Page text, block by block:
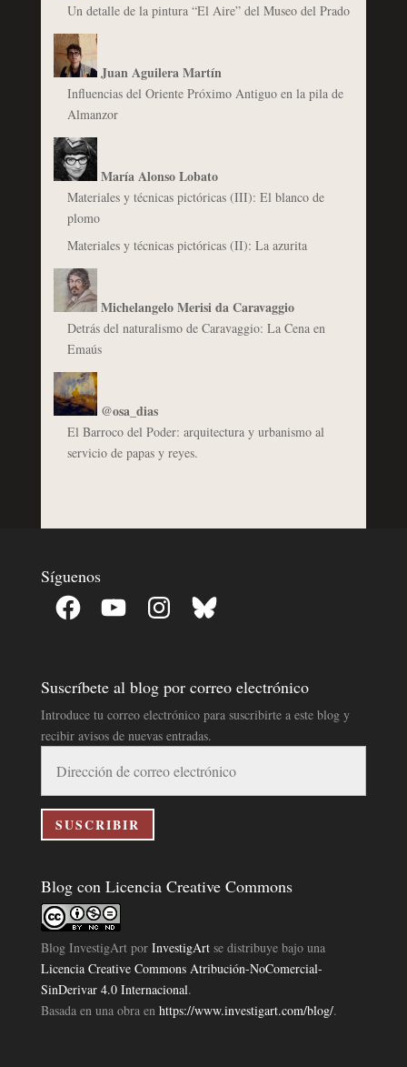
Un detalle de la pintura “El Aire” del Museo del Prado
Juan Aguilera Martín
Influencias del Oriente Próximo Antiguo en la pila de
Almanzor
María Alonso Lobato
Materiales y técnicas pictóricas (III): El blanco de
plomo
Materiales y técnicas pictóricas (II): La azurita
Michelangelo Merisi da Caravaggio
Detrás del naturalismo de Caravaggio: La Cena en
Emaús
@osa_dias
El Barroco del Poder: arquitectura y urbanismo al
servicio de papas y reyes.
Síguenos
Facebook YouTube InstagramBluesky
Suscríbete al blog por correo electrónico
Introduce tu correo electrónico para suscribirte a este blog y
recibir avisos de nuevas entradas.
correo
electrónico
SUSCRIBIR
Blog con Licencia Creative Commons
Blog InvestigArtpor InvestigArtse distribuye bajo una
Licencia Creative Commons Atribución-NoComercial-
SinDerivar 4.0 Internacional.
Basada en una obra en https://www.investigart.com/blog/.